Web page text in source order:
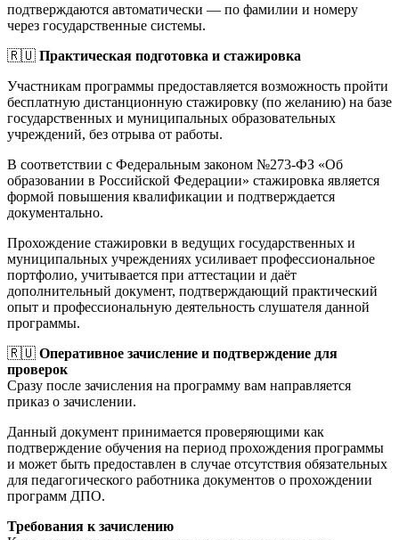
подтверждаются автоматически — по фамилии и номеру
через государственные системы.
🇷🇺 Практическая подготовка и стажировка
Участникам программы предоставляется возможность пройти
бесплатную дистанционную стажировку (по желанию) на базе
государственных и муниципальных образовательных
учреждений, без отрыва от работы.
В соответствии с Федеральным законом №273-ФЗ «Об
образовании в Российской Федерации» стажировка является
формой повышения квалификации и подтверждается
документально.
Прохождение стажировки в ведущих государственных и
муниципальных учреждениях усиливает профессиональное
портфолио, учитывается при аттестации и даёт
дополнительный документ, подтверждающий практический
опыт и профессиональную деятельность слушателя данной
программы.
🇷🇺 Оперативное зачисление и подтверждение для
проверок
Сразу после зачисления на программу вам направляется
приказ о зачислении.
Данный документ принимается проверяющими как
подтверждение обучения на период прохождения программы
и может быть предоставлен в случае отсутствия обязательных
для педагогического работника документов о прохождении
программ ДПО.
Требования к зачислению